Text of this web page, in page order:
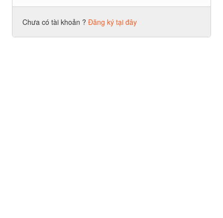
Chưa có tài khoản ? Đăng ký tại đây